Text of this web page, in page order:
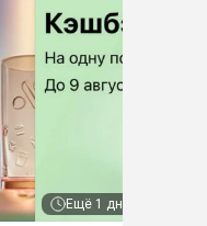
Ещё 1 дн.